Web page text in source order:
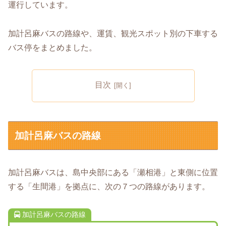
運行しています。
加計呂麻バスの路線や、運賃、観光スポット別の下車する
バス停をまとめました。
目次
加計呂麻バスの路線
加計呂麻バスは、島中央部にある「瀬相港」と東側に位置
する「生間港」を拠点に、次の７つの路線があります。
加計呂麻バスの路線